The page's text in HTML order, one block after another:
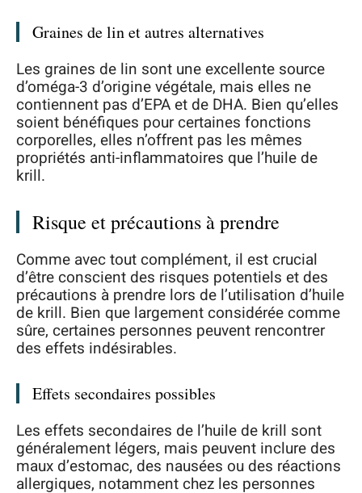
Graines de lin et autres alternatives
Les graines de lin sont une excellente source
d’oméga-3 d’origine végétale, mais elles ne
contiennent pas d’EPA et de DHA. Bien qu’elles
soient bénéfiques pour certaines fonctions
corporelles, elles n’offrent pas les mêmes
propriétés anti-inflammatoires que l’huile de
krill.
Risque et précautions à prendre
Comme avec tout complément, il est crucial
d’être conscient des risques potentiels et des
précautions à prendre lors de l’utilisation d’huile
de krill. Bien que largement considérée comme
sûre, certaines personnes peuvent rencontrer
des effets indésirables.
Effets secondaires possibles
Les effets secondaires de l’huile de krill sont
généralement légers, mais peuvent inclure des
maux d’estomac, des nausées ou des réactions
allergiques, notamment chez les personnes